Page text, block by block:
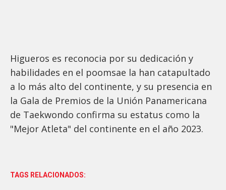
Higueros es reconocia por su dedicación y
habilidades en el poomsae la han catapultado
a lo más alto del continente, y su presencia en
la Gala de Premios de la Unión Panamericana
de Taekwondo confirma su estatus como la
"Mejor Atleta" del continente en el año 2023.
TAGS RELACIONADOS: